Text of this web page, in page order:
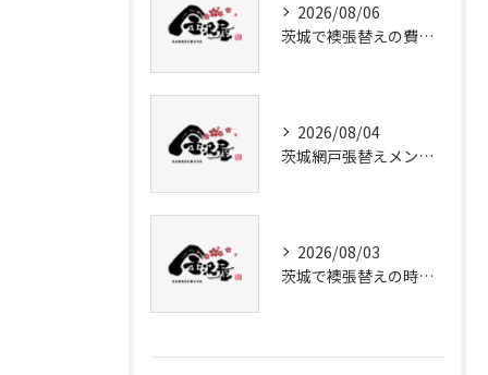
2026/08/06
茨城で襖張替えの費用と時期を解説
2026/08/04
茨城網戸張替えメンテナンス必須知識
2026/08/03
茨城で襖張替えの時期と費用節約法